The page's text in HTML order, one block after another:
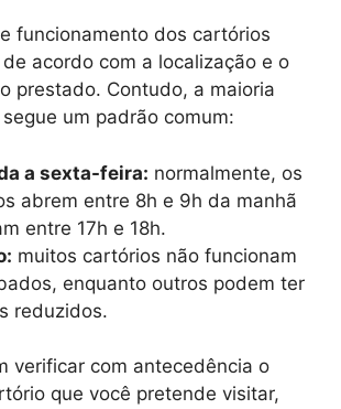
funcionamento dos cartórios
acordo com a localização e o
prestado. Contudo, a maioria
um padrão comum:
a sexta-feira: normalmente, os
abrem entre 8h e 9h da manhã
entre 17h e 18h.
muitos cartórios não funcionam
enquanto outros podem ter
reduzidos.
verificar com antecedência o
que você pretende visitar,